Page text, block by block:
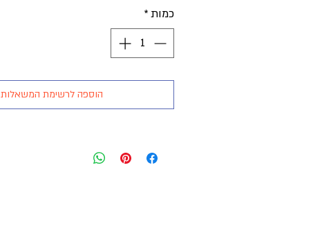
כמות*
הוספה לרשימת המשאלות